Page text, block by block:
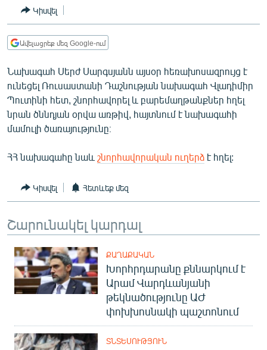
ՀԱՍԱՐԱԿՈՒԹՅՈՒՆ
ՏՆՏԵՍՈՒԹՅՈՒՆ
ՊԱՏԵՐԱԶՄԻ 6 ՇԱԲԱԹՆԵՐԸ
ՏԱՐԱԾԱՇՐՋԱՆ
ՄԻՋԱԶԳԱՅԻՆ
ՄԵԿՆԱԲԱՆՈՒԹՅՈՒՆ
ԿՈՐՈՆԱՎԻՐՈՒՍ
ԱՐԽԻՎ
ՏԵՍԱՆՅՈՒԹԵՐ
ԲԱՆԱՎԵՃ
ՁԳՏԵԼՈՎ ԼԱՎԱԳՈՒՅՆԻՆ
ՓՈԴՔԱՍԹ
Կիսվել
Ավելացրեք մեզ Google-ում
Նախագահ Սերժ Սարգսյանն այսօր հեռախոսազրույց է
ունեցել Ռուսաստանի Դաշնության նախագահ Վլադիմիր
Պուտինի հետ, շնորհավորել և բարեմաղթանքներ հղել
նրան ծննդյան օրվա առթիվ, հայտնում է նախագահի
մամուլի ծառայությունը։
ՀՀ նախագահը նաև շնորհավորական ուղերձ է հղել:
Կիսվել Հետևեք մեզ
Շարունակել կարդալ
ՔԱՂԱՔԱԿԱՆ
Խորհրդարանը քննարկում է
Արամ Վարդևանյանի
թեկնածությունը ԱԺ
փոխխոսնակի պաշտոնում
ՏՆՏԵՍՈՒԹՅՈՒՆ